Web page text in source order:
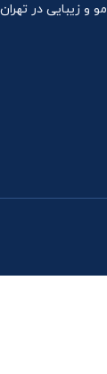
مو و زیبایی در